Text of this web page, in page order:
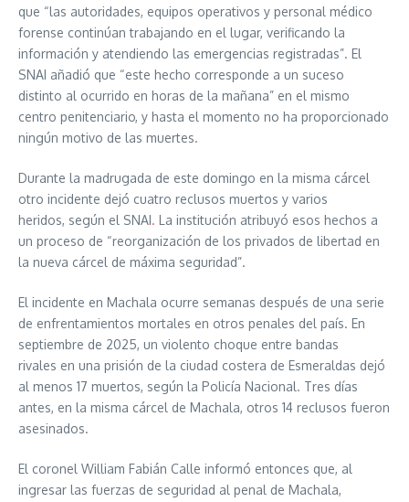
que “las autoridades, equipos operativos y personal médico
forense continúan trabajando en el lugar, verificando la
información y atendiendo las emergencias registradas”. El
SNAI añadió que “este hecho corresponde a un suceso
distinto al ocurrido en horas de la mañana” en el mismo
centro penitenciario, y hasta el momento no ha proporcionado
ningún motivo de las muertes.
Durante la madrugada de este domingo en la misma cárcel
otro incidente dejó cuatro reclusos muertos y varios
heridos, según el SNAI. La institución atribuyó esos hechos a
un proceso de “reorganización de los privados de libertad en
la nueva cárcel de máxima seguridad”.
El incidente en Machala ocurre semanas después de una serie
de enfrentamientos mortales en otros penales del país. En
septiembre de 2025, un violento choque entre bandas
rivales en una prisión de la ciudad costera de Esmeraldas dejó
al menos 17 muertos, según la Policía Nacional. Tres días
antes, en la misma cárcel de Machala, otros 14 reclusos fueron
asesinados.
El coronel William Fabián Calle informó entonces que, al
ingresar las fuerzas de seguridad al penal de Machala,